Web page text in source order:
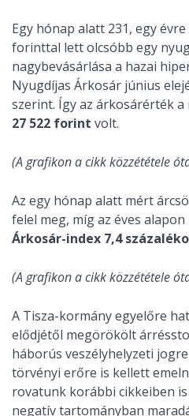
Egy hónap alatt 231, egy
forinttal lett olcsóbb egy
nagybevásárlása a hazai
Nyugdíjas Árkosár június
szerint. Így az árkosárérték
27 522 forint volt.
(A grafikon a cikk közzététele
Az egy hónap alatt mért
felel meg, míg az éves
Árkosár-index 7,4
(A grafikon a cikk közzététele
A Tisza-kormány egyelőre
elődjétől megörökölt
háborús veszélyhelyzeti
törvényi erőre is kellett
rovatunk korábbi cikkeiben
negatív tartományban